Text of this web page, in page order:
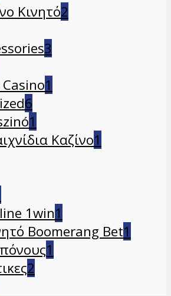
Κινητό2
3
1
6
1
Καζίνο1
1win1
Boomerang Bet1
1
2